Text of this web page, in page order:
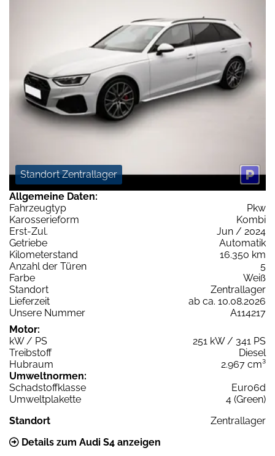
Standort Zentrallager
Allgemeine Daten:
Fahrzeugtyp
Pkw
Karosserieform
Kombi
Erst-Zul.
Jun / 2024
Getriebe
Automatik
Kilometerstand
16.350 km
Anzahl der Türen
5
Farbe
Weiß
Standort
Zentrallager
Lieferzeit
ab ca. 10.08.2026
Unsere Nummer
A114217
Motor:
kW / PS
251 kW / 341 PS
Treibstoff
Diesel
Hubraum
2.967 cm³
Umweltnormen:
Schadstoffklasse
Euro6d
Umweltplakette
4 (Green)
Standort
Zentrallager
Details zum Audi S4 anzeigen